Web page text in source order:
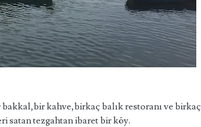
kahve,birkaç balık restoranı ve birkaç
satan tezgahtan ibaret bir köy.